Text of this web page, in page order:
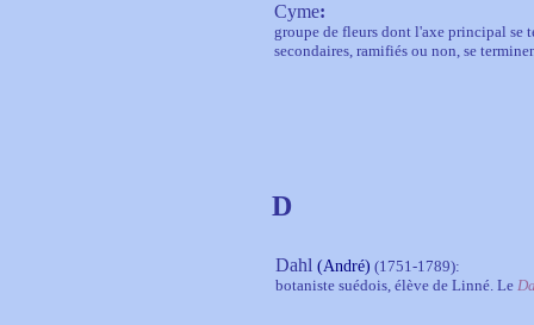
Cyme:
groupe de fleurs dont l'axe principal se
secondaires, ramifiés ou non, se
D
Dahl (André) (1751-1789):
botaniste suédois, élève de Linné. Le